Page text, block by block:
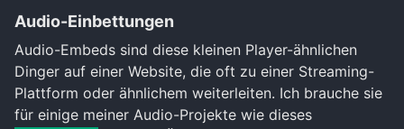
Audio-Einbettungen
Audio-Embeds sind diese kleinen Player-ähnlichen
Dinger auf einer Website, die oft zu einer Streaming-
Plattform oder ähnlichem weiterleiten. Ich brauche sie
für einige meiner Audio-Projekte wie dieses